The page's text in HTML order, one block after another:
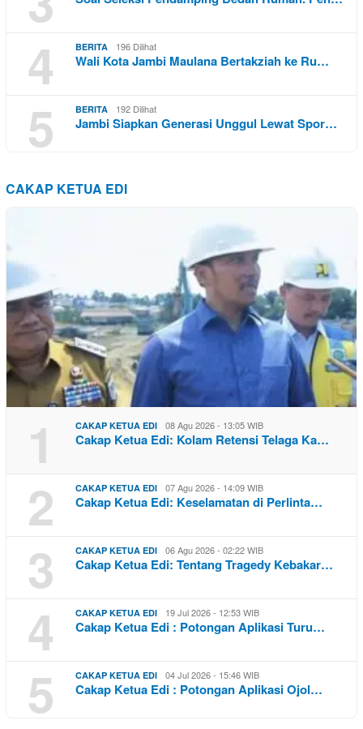
4 BERITA 196 Dilihat
Wali Kota Jambi Maulana Bertakziah ke Ru…
5 BERITA 192 Dilihat
Jambi Siapkan Generasi Unggul Lewat Spor…
CAKAP KETUA EDI
1 CAKAP KETUA EDI 08 Agu 2026 - 13:05 WIB
Cakap Ketua Edi: Kolam Retensi Telaga Ka…
2 CAKAP KETUA EDI 07 Agu 2026 - 14:09 WIB
Cakap Ketua Edi: Keselamatan di Perlinta…
3 CAKAP KETUA EDI 06 Agu 2026 - 02:22 WIB
Cakap Ketua Edi: Tentang Tragedy Kebakar…
4 CAKAP KETUA EDI 19 Jul 2026 - 12:53 WIB
Cakap Ketua Edi : Potongan Aplikasi Turu…
5 CAKAP KETUA EDI 04 Jul 2026 - 15:46 WIB
Cakap Ketua Edi : Potongan Aplikasi Ojol…